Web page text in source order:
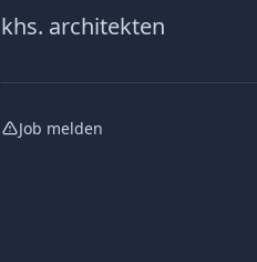
khs. architekten
Job melden